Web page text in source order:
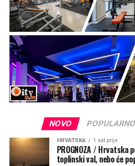
„Taj kip je znak vjere, podsjetnik
prisutna među svojim narodom i
prati sve koji tuda prolaze.
prema moru, prema brodicama
prema ribarima i obiteljima koje
prema putnicima tim morskim
nebeske Majke koja nas voli, bdije
i zagovara svoju djecu pred
Zgrablić.
NOVO POPULARNO
HRVATSKA 1 sat prije
PROGNOZA / Hrvatska
toplinski val, nebo će